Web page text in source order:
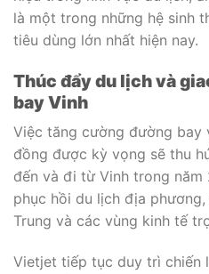
là một trong những hệ sinh
tiêu dùng lớn nhất hiện nay.
Thúc đẩy du lịch và
bay Vinh
Việc tăng cường đường bay
đồng được kỳ vọng sẽ thu
đến và đi từ Vinh trong năm
phục hồi du lịch địa
Trung và các vùng kinh tế
Vietjet tiếp tục duy trì chiến